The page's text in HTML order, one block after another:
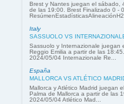
Brest y Nantes juegan el sábado,
de las 19:00. Brest Finalizado 0 -
Italy
SASSUOLO VS
Sassuolo y Internazionale juegan
Reggio Emilia a partir de las
2024/05/04 Internazionale Re...
España
MALLORCA VS ATLÉTICO
Mallorca y Atlético Madrid juegan
Palma de Mallorca a partir de las
2024/05/04 Atlético Mad...